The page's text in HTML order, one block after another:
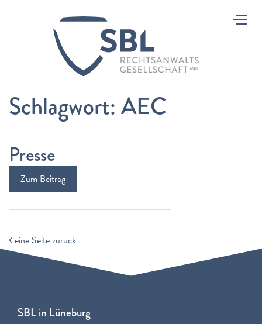
Schlagwort:AEC
Presse
Zum Beitrag
eine Seite zurück
SBL in Lüneburg